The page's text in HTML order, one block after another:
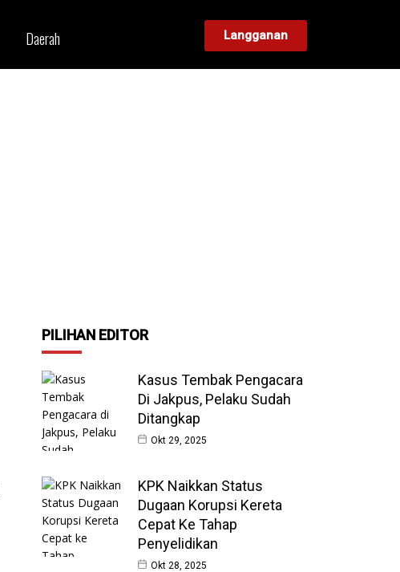
Daerah Langganan
PILIHAN EDITOR
Kasus Tembak Pengacara
Di Jakpus, Pelaku Sudah
Ditangkap
Okt 29, 2025
KPK Naikkan Status
Dugaan Korupsi Kereta
Cepat Ke Tahap
Penyelidikan
Okt 28, 2025